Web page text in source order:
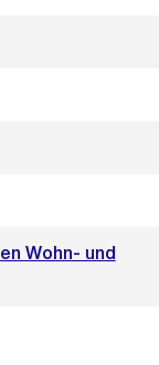
Wohn- und